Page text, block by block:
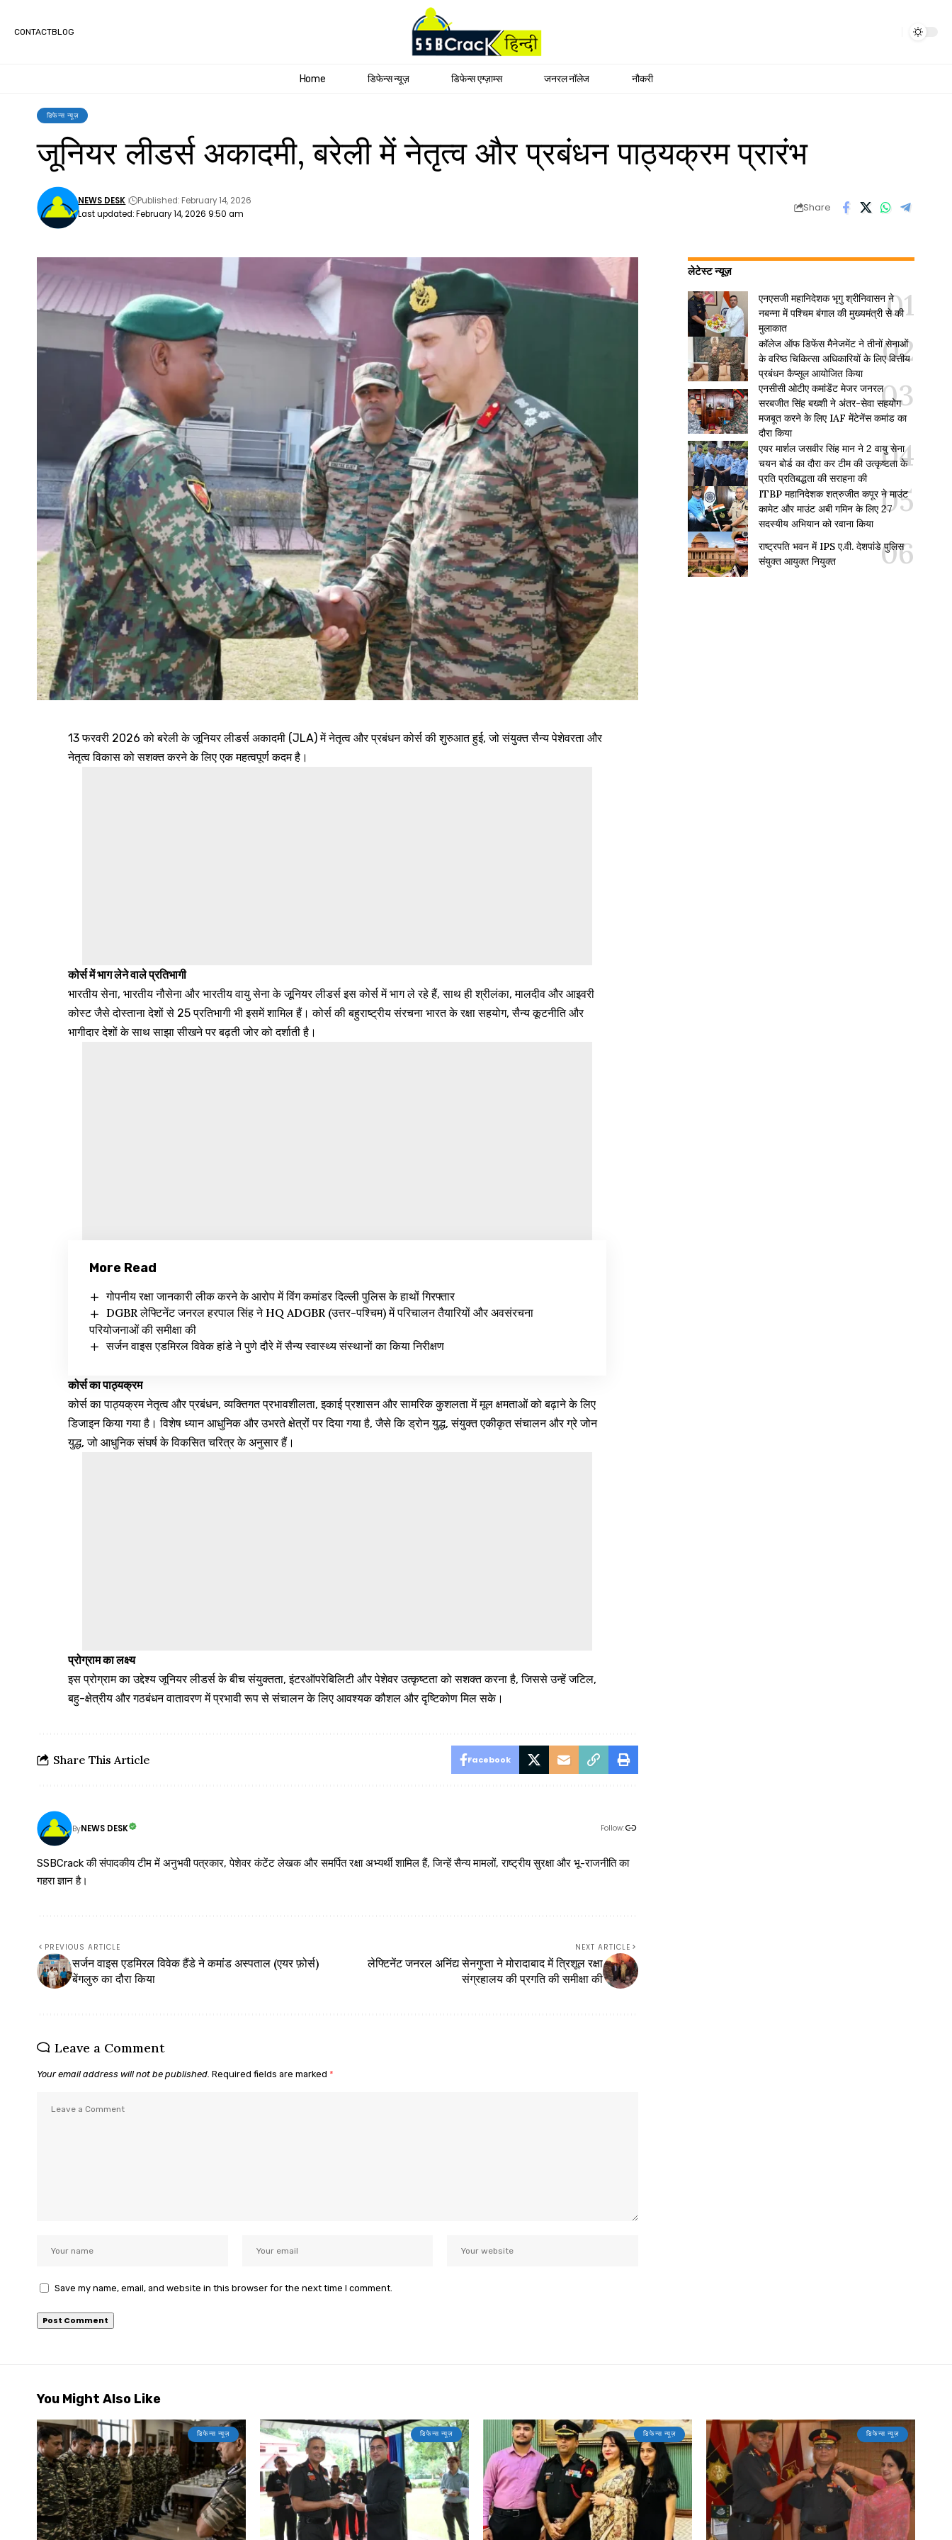
CONTACTBLOG
Home डिफेन्स न्यूज़ डिफेन्स एग्ज़ाम्स जनरल नॉलेज नौकरी
डिफेन्स न्यूज़
जूनियर लीडर्स अकादमी, बरेली में नेतृत्व और प्रबंधन पाठ्यक्रम प्रारंभ
Last updated: February 14, 2026 9:50 am
NEWS DESK Published: February 14, 2026
Share
13 फरवरी 2026 को बरेली के जूनियर लीडर्स अकादमी (JLA) में नेतृत्व और प्रबंधन कोर्स की शुरुआत हुई, जो संयुक्त सैन्य पेशेवरता और
नेतृत्व विकास को सशक्त करने के लिए एक महत्वपूर्ण कदम है।
कोर्स में भाग लेने वाले प्रतिभागी
भारतीय सेना, भारतीय नौसेना और भारतीय वायु सेना के जूनियर लीडर्स इस कोर्स में भाग ले रहे हैं, साथ ही श्रीलंका, मालदीव और आइवरी
कोस्ट जैसे दोस्ताना देशों से 25 प्रतिभागी भी इसमें शामिल हैं। कोर्स की बहुराष्ट्रीय संरचना भारत के रक्षा सहयोग, सैन्य कूटनीति और
भागीदार देशों के साथ साझा सीखने पर बढ़ती जोर को दर्शाती है।
More Read
गोपनीय रक्षा जानकारी लीक करने के आरोप में विंग कमांडर दिल्ली पुलिस के हाथों गिरफ्तार
DGBR लेफ्टिनेंट जनरल हरपाल सिंह ने HQ ADGBR (उत्तर-पश्चिम) में परिचालन तैयारियों और अवसंरचना
परियोजनाओं की समीक्षा की
सर्जन वाइस एडमिरल विवेक हांडे ने पुणे दौरे में सैन्य स्वास्थ्य संस्थानों का किया निरीक्षण
कोर्स का पाठ्यक्रम
कोर्स का पाठ्यक्रम नेतृत्व और प्रबंधन, व्यक्तिगत प्रभावशीलता, इकाई प्रशासन और सामरिक कुशलता में मूल क्षमताओं को बढ़ाने के लिए
डिजाइन किया गया है। विशेष ध्यान आधुनिक और उभरते क्षेत्रों पर दिया गया है, जैसे कि ड्रोन युद्ध, संयुक्त एकीकृत संचालन और ग्रे जोन
युद्ध, जो आधुनिक संघर्ष के विकसित चरित्र के अनुसार हैं।
प्रोग्राम का लक्ष्य
इस प्रोग्राम का उद्देश्य जूनियर लीडर्स के बीच संयुक्तता, इंटरऑपरेबिलिटी और पेशेवर उत्कृष्टता को सशक्त करना है, जिससे उन्हें जटिल,
बहु-क्षेत्रीय और गठबंधन वातावरण में प्रभावी रूप से संचालन के लिए आवश्यक कौशल और दृष्टिकोण मिल सके।
Share This Article Facebook
ByNEWS DESK Follow:
SSBCrack की संपादकीय टीम में अनुभवी पत्रकार, पेशेवर कंटेंट लेखक और समर्पित रक्षा अभ्यर्थी शामिल हैं, जिन्हें सैन्य मामलों, राष्ट्रीय सुरक्षा और भू-राजनीति का
गहरा ज्ञान है।
PREVIOUS ARTICLE
सर्जन वाइस एडमिरल विवेक हैंडे ने कमांड अस्पताल (एयर फ़ोर्स)
बेंगलुरु का दौरा किया
NEXT ARTICLE
लेफ्टिनेंट जनरल अनिंद्य सेनगुप्ता ने मोरादाबाद में त्रिशूल रक्षा
संग्रहालय की प्रगति की समीक्षा की
Leave a Comment
Your email address will not be published. Required fields are marked *
Save my name, email, and website in this browser for the next time I comment.
लेटेस्ट न्यूज़
एनएसजी महानिदेशक भृगु श्रीनिवासन ने
नबन्ना में पश्चिम बंगाल की मुख्यमंत्री से की
मुलाकात
कॉलेज ऑफ डिफेंस मैनेजमेंट ने तीनों सेनाओं
के वरिष्ठ चिकित्सा अधिकारियों के लिए वित्तीय
प्रबंधन कैप्सूल आयोजित किया
एनसीसी ओटीए कमांडेंट मेजर जनरल
सरबजीत सिंह बख्शी ने अंतर-सेवा सहयोग
मजबूत करने के लिए IAF मेंटेनेंस कमांड का
दौरा किया
एयर मार्शल जसवीर सिंह मान ने 2 वायु सेना
चयन बोर्ड का दौरा कर टीम की उत्कृष्टता के
प्रति प्रतिबद्धता की सराहना की
ITBP महानिदेशक शत्रुजीत कपूर ने माउंट
कामेट और माउंट अबी गमिन के लिए 27
सदस्यीय अभियान को रवाना किया
राष्ट्रपति भवन में IPS ए.वी. देशपांडे पुलिस
संयुक्त आयुक्त नियुक्त
You Might Also Like
डिफेन्स न्यूज़ डिफेन्स न्यूज़ डिफेन्स न्यूज़ डिफेन्स न्यूज़